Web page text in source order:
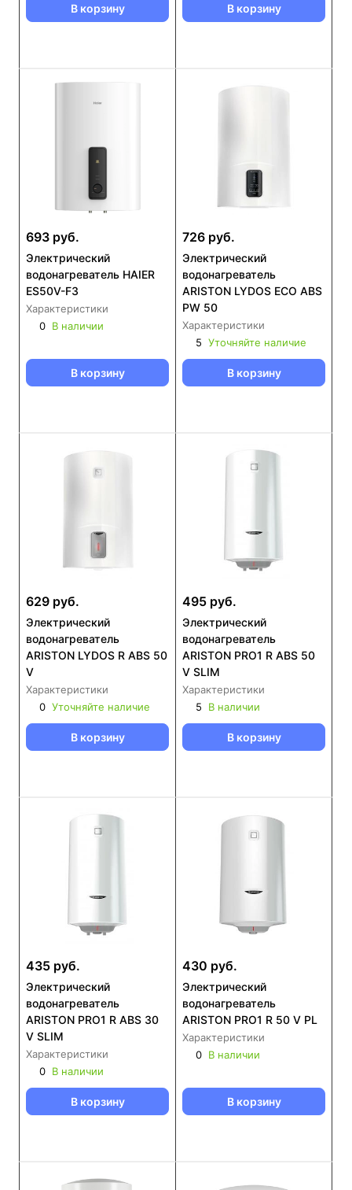
В корзину В корзину
693 руб.
Электрический
водонагреватель HAIER
ES50V-F3
Характеристики
0 В наличии
В корзину
726 руб.
Электрический
водонагреватель
ARISTON LYDOS ECO ABS
PW 50
Характеристики
5 Уточняйте наличие
В корзину
629 руб.
Электрический
водонагреватель
ARISTON LYDOS R ABS 50
V
Характеристики
0 Уточняйте наличие
В корзину
495 руб.
Электрический
водонагреватель
ARISTON PRO1 R ABS 50
V SLIM
Характеристики
5
В наличии
В корзину
435 руб.
Электрический
водонагреватель
ARISTON PRO1 R ABS 30
V SLIM
Характеристики
0 В наличии
В корзину
430 руб.
Электрический
водонагреватель
ARISTON PRO1 R 50 V PL
Характеристики
0 В наличии
В корзину